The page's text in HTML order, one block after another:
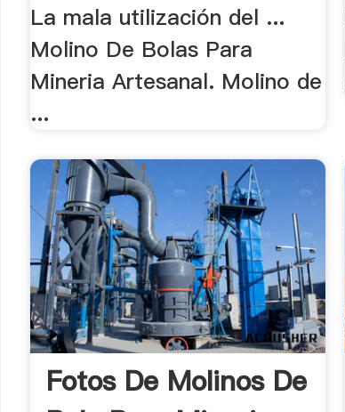
La mala utilización del ...
Molino De Bolas Para
Mineria Artesanal. Molino de
...
Fotos De Molinos De